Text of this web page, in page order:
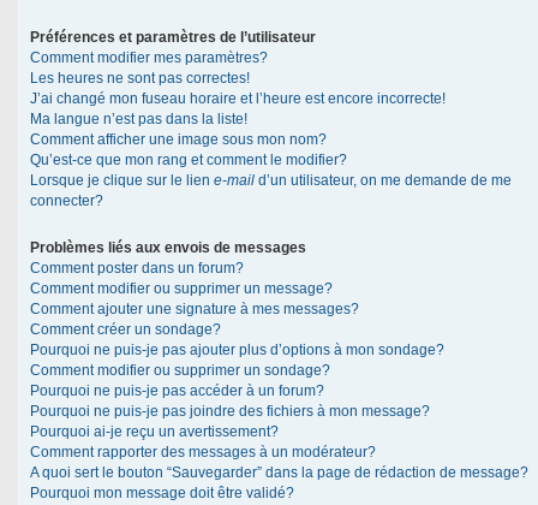
Préférences et paramètres de l’utilisateur
Comment modifier mes paramètres?
Les heures ne sont pas correctes!
J’ai changé mon fuseau horaire et l’heure est encore incorrecte!
Ma langue n’est pas dans la liste!
Comment afficher une image sous mon nom?
Qu’est-ce que mon rang et comment le modifier?
Lorsque je clique sur le lien e-mail d’un utilisateur, on me demande de me
connecter?
Problèmes liés aux envois de messages
Comment poster dans un forum?
Comment modifier ou supprimer un message?
Comment ajouter une signature à mes messages?
Comment créer un sondage?
Pourquoi ne puis-je pas ajouter plus d’options à mon sondage?
Comment modifier ou supprimer un sondage?
Pourquoi ne puis-je pas accéder à un forum?
Pourquoi ne puis-je pas joindre des fichiers à mon message?
Pourquoi ai-je reçu un avertissement?
Comment rapporter des messages à un modérateur?
A quoi sert le bouton “Sauvegarder” dans la page de rédaction de message?
Pourquoi mon message doit être validé?